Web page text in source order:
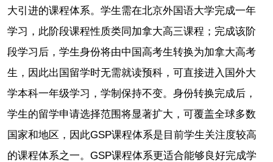
大引进的课程体系。学生需在北京外国语大学完成一年
学习，此阶段课程性质类同加拿大高三课程；完成该阶
段学习后，学生身份将由中国高考生转换为加拿大高考
生，因此出国留学时无需就读预科，可直接进入国外大
学本科一年级学习，学制保持不变。身份转换完成后，
学生的留学申请选择范围将显著扩大，可覆盖全球多数
国家和地区，因此GSP课程体系是目前学生关注度较高
的课程体系之一。GSP课程体系更适合能够良好完成学